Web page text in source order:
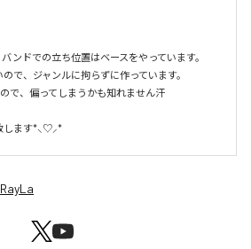
ンドでの立ち位置はベースをやっています。
で、ジャンルに拘らずに作っています。
で、偏ってしまうかも知れません汗
します*⸜♡⸝*
RayLa